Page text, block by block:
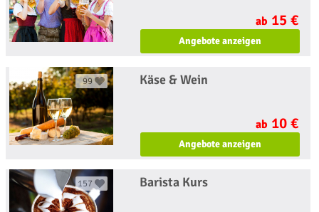
ab 15 €
Angebote anzeigen
99 Käse & Wein
ab 10 €
Angebote anzeigen
157 Barista Kurs